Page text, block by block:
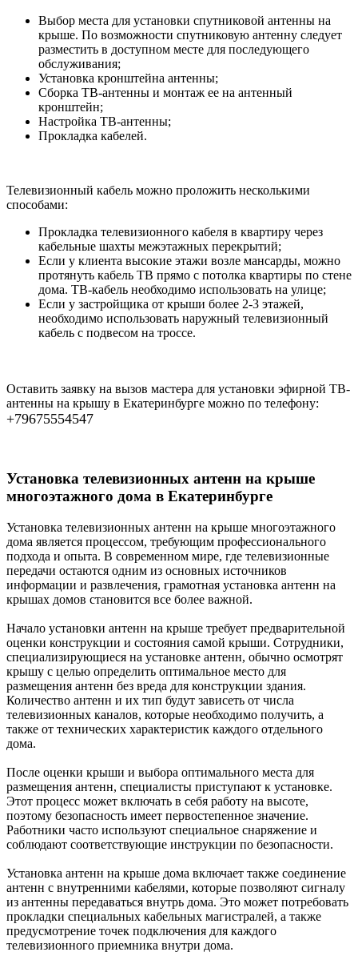
Выбор места для установки спутниковой антенны на
крыше. По возможности спутниковую антенну следует
разместить в доступном месте для последующего
обслуживания;
Установка кронштейна антенны;
Сборка ТВ-антенны и монтаж ее на антенный
кронштейн;
Настройка ТВ-антенны;
Прокладка кабелей.
Телевизионный кабель можно проложить несколькими
способами:
Прокладка телевизионного кабеля в квартиру через
кабельные шахты межэтажных перекрытий;
Если у клиента высокие этажи возле мансарды, можно
протянуть кабель ТВ прямо с потолка квартиры по стене
дома. ТВ-кабель необходимо использовать на улице;
Если у застройщика от крыши более 2-3 этажей,
необходимо использовать наружный телевизионный
кабель с подвесом на троссе.
Оставить заявку на вызов мастера для установки эфирной ТВ-
антенны на крышу в Екатеринбурге можно по телефону:
+79675554547
Установка телевизионных антенн на крыше
многоэтажного дома в Екатеринбурге
Установка телевизионных антенн на крыше многоэтажного
дома является процессом, требующим профессионального
подхода и опыта. В современном мире, где телевизионные
передачи остаются одним из основных источников
информации и развлечения, грамотная установка антенн на
крышах домов становится все более важной.
Начало установки антенн на крыше требует предварительной
оценки конструкции и состояния самой крыши. Сотрудники,
специализирующиеся на установке антенн, обычно осмотрят
крышу с целью определить оптимальное место для
размещения антенн без вреда для конструкции здания.
Количество антенн и их тип будут зависеть от числа
телевизионных каналов, которые необходимо получить, а
также от технических характеристик каждого отдельного
дома.
После оценки крыши и выбора оптимального места для
размещения антенн, специалисты приступают к установке.
Этот процесс может включать в себя работу на высоте,
поэтому безопасность имеет первостепенное значение.
Работники часто используют специальное снаряжение и
соблюдают соответствующие инструкции по безопасности.
Установка антенн на крыше дома включает также соединение
антенн с внутренними кабелями, которые позволяют сигналу
из антенны передаваться внутрь дома. Это может потребовать
прокладки специальных кабельных магистралей, а также
предусмотрение точек подключения для каждого
телевизионного приемника внутри дома.